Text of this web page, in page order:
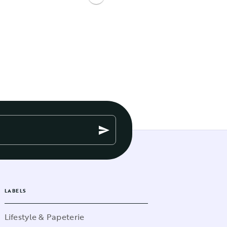
send
LABELS
Lifestyle & Papeterie